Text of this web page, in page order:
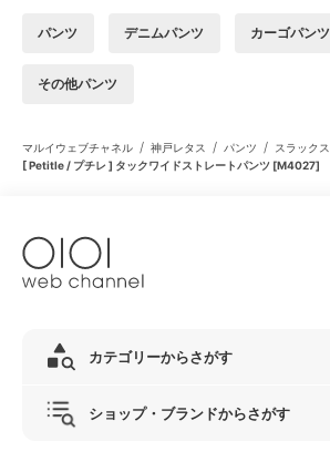
パンツ デニムパンツ カーゴパンツ
その他パンツ
マルイウェブチャネル / 神戸レタス / パンツ / スラックス
[ Petitle / プチレ ] タックワイドストレートパンツ [M4027]
カテゴリーからさがす
ショップ・ブランドからさがす